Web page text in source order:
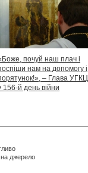
почуй наш плач і
нам на допомогу і
– Глава УГКЦ
156-й день війни
на джерело